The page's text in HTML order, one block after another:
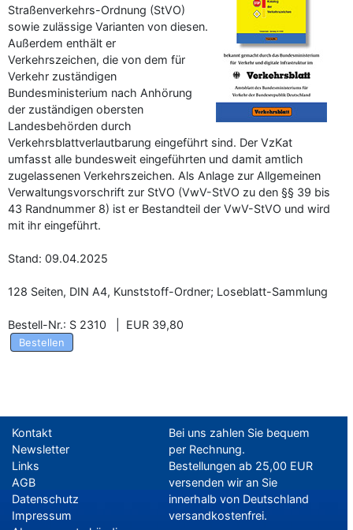
Straßenverkehrs-Ordnung (StVO)
sowie zulässige Varianten von diesen.
Außerdem enthält er
Verkehrszeichen, die von dem für
Verkehr zuständigen
Bundesministerium nach Anhörung
der zuständigen obersten
Landesbehörden durch
Verkehrsblattverlautbarung eingeführt sind. Der VzKat
umfasst alle bundesweit eingeführten und damit amtlich
zugelassenen Verkehrszeichen. Als Anlage zur Allgemeinen
Verwaltungsvorschrift zur StVO (VwV-StVO zu den §§ 39 bis
43 Randnummer 8) ist er Bestandteil der VwV-StVO und wird
mit ihr eingeführt.
Stand: 09.04.2025
128 Seiten, DIN A4, Kunststoff-Ordner; Loseblatt-Sammlung
Bestell-Nr.: S 2310 | EUR 39,80
Bestellen
Kontakt
Newsletter
Links
AGB
Datenschutz
Impressum
Bei uns zahlen Sie bequem
per Rechnung.
Bestellungen ab 25,00 EUR
versenden wir an Sie
innerhalb von Deutschland
versandkostenfrei.